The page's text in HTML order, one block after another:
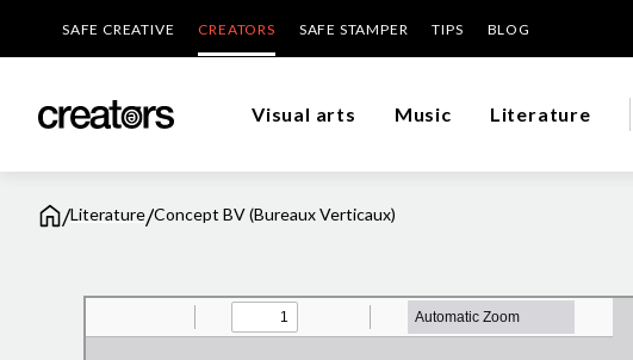
SAFE CREATIVE CREATORS SAFE STAMPER TIPS BLOG
Visual arts Music Literature
/Literature/Concept BV (Bureaux Verticaux)